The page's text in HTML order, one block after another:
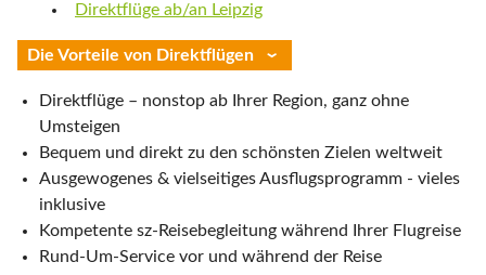
Direktflüge ab/an Leipzig
Die Vorteile von Direktflügen
Direktflüge – nonstop ab Ihrer Region, ganz ohne
Umsteigen
Bequem und direkt zu den schönsten Zielen weltweit
Ausgewogenes & vielseitiges Ausflugsprogramm - vieles
inklusive
Kompetente sz-Reisebegleitung während Ihrer Flugreise
Rund-Um-Service vor und während der Reise